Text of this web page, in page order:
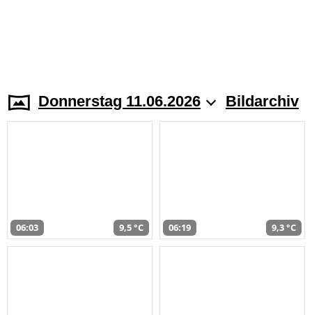
Donnerstag 11.06.2026 Bildarchiv
06:03 9,5 °C 06:19 9,3 °C